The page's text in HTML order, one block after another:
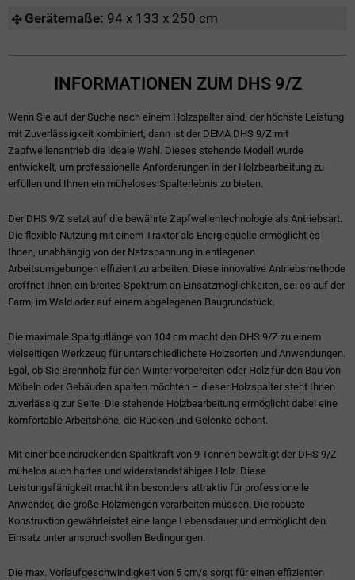
Gerätemaße: 94 x 133 x 250 cm
INFORMATIONEN ZUM DHS 9/Z
Wenn Sie auf der Suche nach einem Holzspalter sind, der höchste Leistung
mit Zuverlässigkeit kombiniert, dann ist der DEMA DHS 9/Z mit
Zapfwellenantrieb die ideale Wahl. Dieses stehende Modell wurde
entwickelt, um professionelle Anforderungen in der Holzbearbeitung zu
erfüllen und Ihnen ein müheloses Spalterlebnis zu bieten.
Der DHS 9/Z setzt auf die bewährte Zapfwellentechnologie als Antriebsart.
Die flexible Nutzung mit einem Traktor als Energiequelle ermöglicht es
Ihnen, unabhängig von der Netzspannung in entlegenen
Arbeitsumgebungen effizient zu arbeiten. Diese innovative Antriebsmethode
eröffnet Ihnen ein breites Spektrum an Einsatzmöglichkeiten, sei es auf der
Farm, im Wald oder auf einem abgelegenen Baugrundstück.
Die maximale Spaltgutlänge von 104 cm macht den DHS 9/Z zu einem
vielseitigen Werkzeug für unterschiedlichste Holzsorten und Anwendungen.
Egal, ob Sie Brennholz für den Winter vorbereiten oder Holz für den Bau von
Möbeln oder Gebäuden spalten möchten – dieser Holzspalter steht Ihnen
zuverlässig zur Seite. Die stehende Holzbearbeitung ermöglicht dabei eine
komfortable Arbeitshöhe, die Rücken und Gelenke schont.
Mit einer beeindruckenden Spaltkraft von 9 Tonnen bewältigt der DHS 9/Z
mühelos auch hartes und widerstandsfähiges Holz. Diese
Leistungsfähigkeit macht ihn besonders attraktiv für professionelle
Anwender, die große Holzmengen verarbeiten müssen. Die robuste
Konstruktion gewährleistet eine lange Lebensdauer und ermöglicht den
Einsatz unter anspruchsvollen Bedingungen.
Die max. Vorlaufgeschwindigkeit von 5 cm/s sorgt für einen effizienten